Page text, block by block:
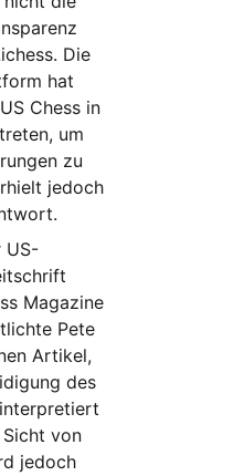
Die
hat
Chess in
um
zu
jedoch
US-
Magazine
Pete
Artikel,
des
von
jedoch